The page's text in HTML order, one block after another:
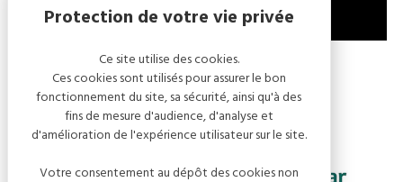
MENTIONS LÉGALES GESTION DES COOKIES
Ce site utilise des cookies.
Ces cookies sont utilisés pour assurer le bon
fonctionnement du site, sa sécurité, ainsi qu'à des
fins de mesure d'audience, d'analyse et
d'amélioration de l'expérience utilisateur sur le site.
Votre consentement au dépôt des cookies non